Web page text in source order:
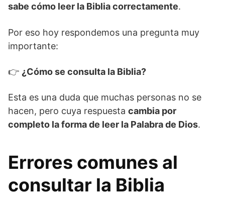
sabe cómo leer la Biblia correctamente.
Por eso hoy respondemos una pregunta muy
importante:
👉 ¿Cómo se consulta la Biblia?
Esta es una duda que muchas personas no se
hacen, pero cuya respuesta cambia por
completo la forma de leer la Palabra de Dios.
Errores comunes al
consultar la Biblia